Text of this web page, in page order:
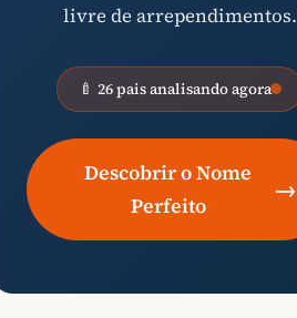
livre de arrependimentos.
🍼 26 pais analisando agora
Descobrir o Nome
Perfeito
→